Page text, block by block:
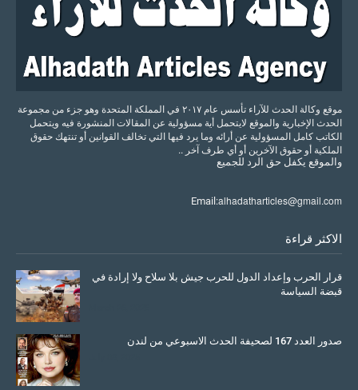
موقع وكالة الحدث للآراء تأسس عام ٢٠١٧ في المملكة المتحدة وهو جزء من مجموعة
الحدث الإخبارية والموقع لايتحمل أية مسؤولية عن المقالات المنشورة فيه ويتحمل
الكاتب كامل المسؤولية عن أرائه وما يرد فيها التي تخالف القوانين أو تنتهك حقوق
الملكية أو حقوق الآخرين أو أي طرف آخر ..
والموقع يكفل حق الرد للجميع
Email:alhadatharticles@gmail.com
الاكثر قراءة
قرار الحرب وإعداد الدول للحرب جيش بلا سلاح ولا إرادة في
قبضة السياسة
صدور العدد 167 لصحيفة الحدث الاسبوعي من لندن